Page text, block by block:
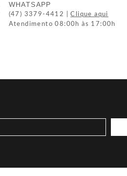
WHATSAPP
(47) 3379-4412 |Clique aqui
Atendimento 08:00h às 17:00h